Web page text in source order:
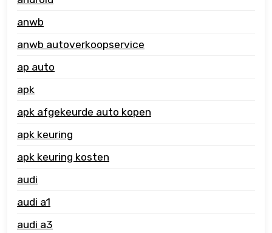
anwb
anwb autoverkoopservice
ap auto
apk
apk afgekeurde auto kopen
apk keuring
apk keuring kosten
audi
audi a1
audi a3